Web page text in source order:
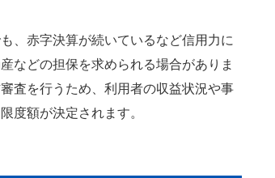
、赤字決算が続いているなど信用力に
などの担保を求められる場合がありま
査を行うため、利用者の収益状況や事
度額が決定されます。